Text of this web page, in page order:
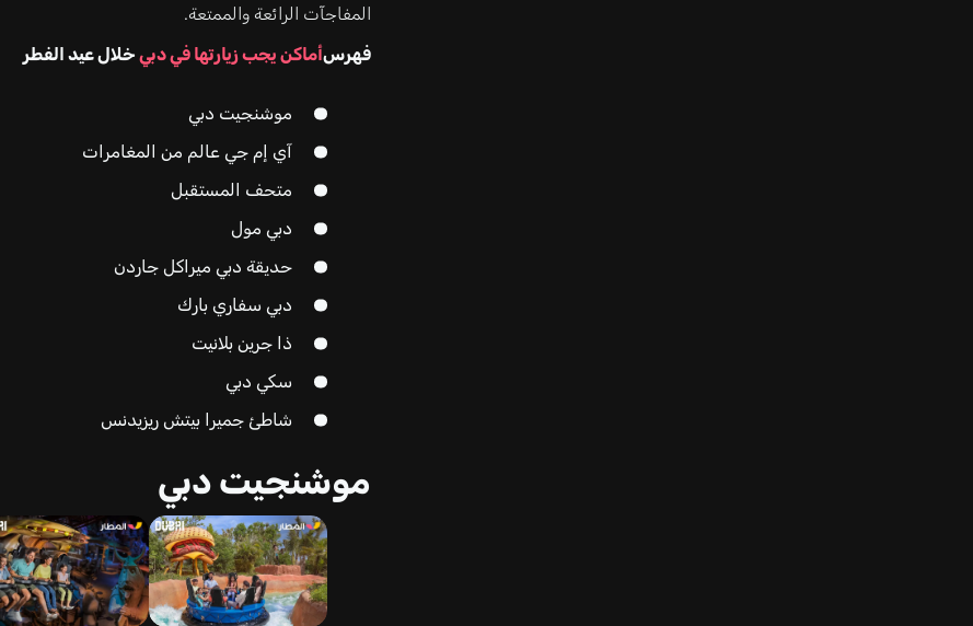
المفاجآت الرائعة والممتعة.
فهرسأماكن يجب زيارتها في دبي خلال عيد الفطر
موشنجيت دبي
آي إم جي عالم من المغامرات
متحف المستقبل
دبي مول
حديقة دبي ميراكل جاردن
دبي سفاري بارك
ذا جرين بلانيت
سكي دبي
شاطئ جميرا بيتش ريزيدنس
موشنجيت دبي